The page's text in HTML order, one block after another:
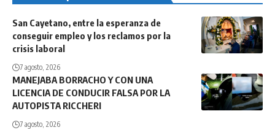
San Cayetano, entre la esperanza de
conseguir empleo y los reclamos por la
crisis laboral
7 agosto, 2026
MANEJABA BORRACHO Y CON UNA
LICENCIA DE CONDUCIR FALSA POR LA
AUTOPISTA RICCHERI
7 agosto, 2026